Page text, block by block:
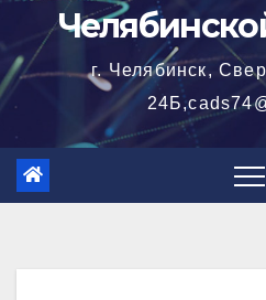
г. Челябинск,